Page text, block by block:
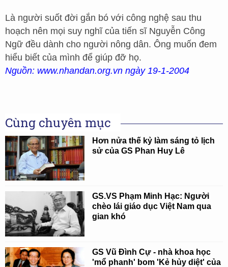
Là người suốt đời gắn bó với công nghệ sau thu
hoạch nên mọi suy nghĩ của tiến sĩ Nguyễn Công
Ngữ đều dành cho người nông dân. Ông muốn đem
hiểu biết của mình để giúp đỡ họ.
Nguồn: www.nhandan.org.vn ngày 19-1-2004
Cùng chuyên mục
Hơn nửa thế kỷ làm sáng tỏ lịch
sử của GS Phan Huy Lê
GS.VS Phạm Minh Hạc: Người
chèo lái giáo dục Việt Nam qua
gian khó
GS Vũ Đình Cự - nhà khoa học
'mổ phanh' bom 'Kẻ hủy diệt' của